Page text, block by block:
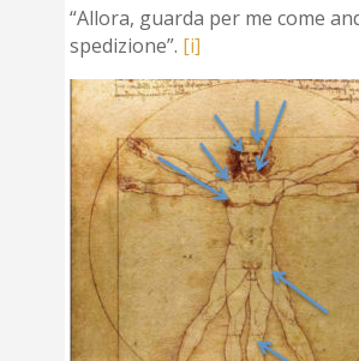
“Allora, guarda per me come
spedizione”. [i]